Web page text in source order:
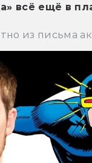
всё ещё в
из письма